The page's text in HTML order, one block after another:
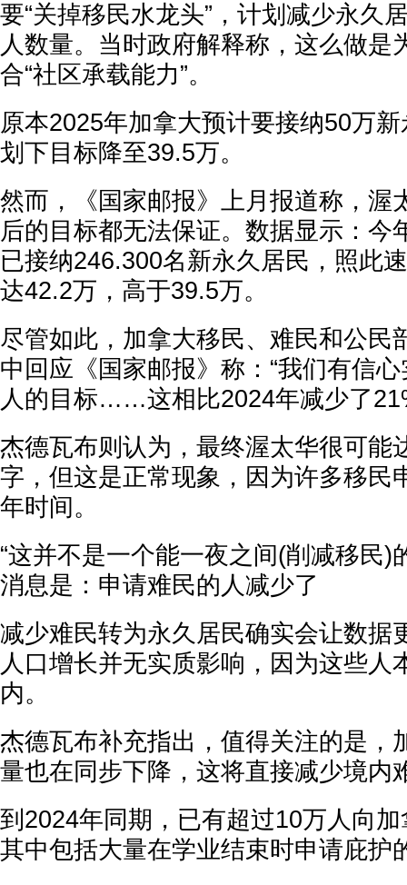
要“关掉移民水龙头”，计划减少永久
人数量。当时政府解释称，这么做是
合“社区承载能力”。
原本2025年加拿大预计要接纳50万
划下目标降至39.5万。
然而，《国家邮报》上月报道称，渥
后的目标都无法保证。数据显示：今
已接纳246.300名新永久居民，照此
达42.2万，高于39.5万。
尽管如此，加拿大移民、难民和公民
中回应《国家邮报》称：“我们有信
人的目标……这相比2024年减少了
杰德瓦布则认为，最终渥太华很可能
字，但这是正常现象，因为许多移民
年时间。
“这并不是一个能一夜之间(削减移民)
消息是：申请难民的人减少了
减少难民转为永久居民确实会让数据
人口增长并无实质影响，因为这些人
内。
杰德瓦布补充指出，值得关注的是，
量也在同步下降，这将直接减少境内
到2024年同期，已有超过10万人向
其中包括大量在学业结束时申请庇护